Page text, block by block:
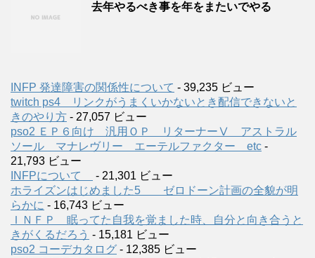
去年やるべき事を年をまたいでやる
INFP 発達障害の関係性について - 39,235 ビュー
twitch ps4 リンクがうまくいかないとき配信できないと
きのやり方 - 27,057 ビュー
pso2 ＥＰ６向け 汎用ＯＰ リターナーⅤ アストラル
ソール マナレヴリー エーテルファクター etc -
21,793 ビュー
INFPについて
- 21,301 ビュー
ホライズンはじめました5 ゼロドーン計画の全貌が明
らかに - 16,743 ビュー
ＩＮＦＰ 眠ってた自我を覚ました時、自分と向き合うと
きがくるだろう - 15,181 ビュー
pso2 コーデカタログ - 12,385 ビュー